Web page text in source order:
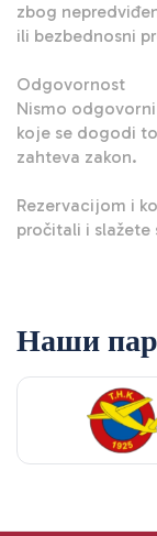
zbog
ili bezbednosni
Odgovornost
Nismo
koje se dogodi
zahteva zakon.
Rezervacijom i
pročitali i slažete
Наши